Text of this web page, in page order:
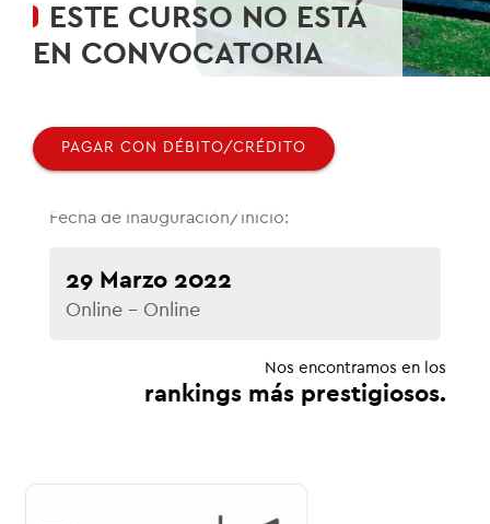
ESTE CURSO NO ESTÁ
EN CONVOCATORIA
PAGAR CON DÉBITO/CRÉDITO
Fecha de inauguración/inicio:
29 Marzo 2022
Online - Online
Nos encontramos en los
rankings más prestigiosos.